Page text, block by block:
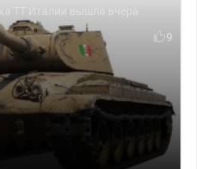
ТТ Италии вышла вчера
9